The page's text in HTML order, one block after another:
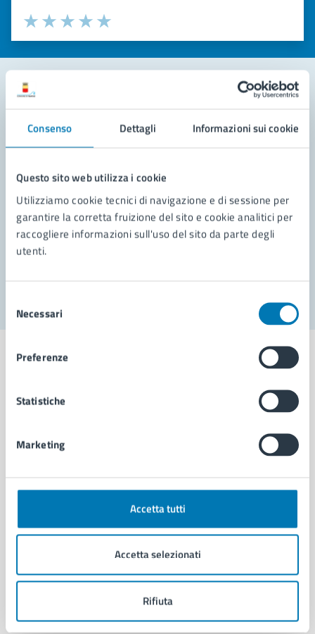
Consenso Dettagli Informazioni sui cookie
Questo sito web utilizza i cookie
Utilizziamo cookie tecnici di navigazione e di sessione per
garantire la corretta fruizione del sito e cookie analitici per
raccogliere informazioni sull'uso del sito da parte degli
utenti.
delNecessari
Preferenze
Statistiche
Marketing
Accetta tutti
Accetta selezionati
Rifiuta
Valuta la chiarezza delle informazioni (da 1 a 5 stelle)
Seleziona il numero di stelle per valutare la chiarezza delle
Valuta 5 stelle su 5
Valuta 4 stelle su 5
Valuta 3 stelle su 5
Valuta 2 stelle su 5
Valuta 1 stelle su 5
Leggi le domande frequenti
Richiedi assistenza
Prenota appuntamento
Problemi in città
Comune di Napoli
AMMINISTRAZIONE
Organi di governo
Enti e fondazioni
Personale amministrativo
Intranet, posta aziendale e protocollo